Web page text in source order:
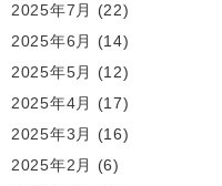
2025年7月
(22)
2025年6月
(14)
2025年5月
(12)
2025年4月
(17)
2025年3月
(16)
2025年2月
(6)